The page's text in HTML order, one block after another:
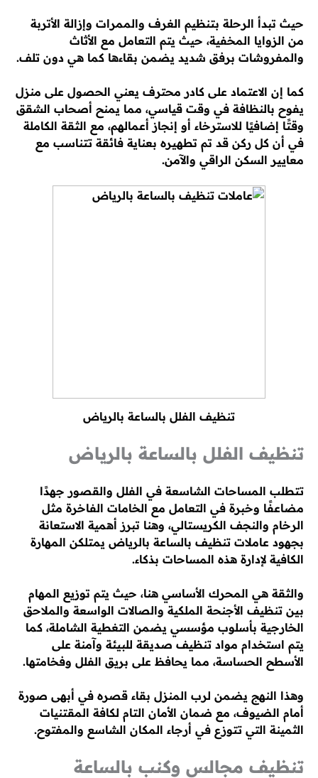
حيث تبدأ الرحلة بتنظيم الغرف والممرات وإزالة الأتربة
من الزوايا المخفية، حيث يتم التعامل مع الأثاث
والمفروشات برفق شديد يضمن بقاءها كما هي دون تلف.
كما إن الاعتماد على كادر محترف يعني الحصول على منزل
يفوح بالنظافة في وقت قياسي، مما يمنح أصحاب الشقق
وقتًا إضافيًا للاسترخاء أو إنجاز أعمالهم، مع الثقة الكاملة
في أن كل ركن قد تم تطهيره بعناية فائقة تتناسب مع
معايير السكن الراقي والآمن.
تنظيف الفلل بالساعة بالرياض
تنظيف الفلل بالساعة بالرياض
تتطلب المساحات الشاسعة في الفلل والقصور جهدًا
مضاعفًا وخبرة في التعامل مع الخامات الفاخرة مثل
الرخام والنجف الكريستالي، وهنا تبرز أهمية الاستعانة
بجهود عاملات تنظيف بالساعة بالرياض يمتلكن المهارة
الكافية لإدارة هذه المساحات بذكاء.
والثقة هي المحرك الأساسي هنا، حيث يتم توزيع المهام
بين تنظيف الأجنحة الملكية والصالات الواسعة والملاحق
الخارجية بأسلوب مؤسسي يضمن التغطية الشاملة، كما
يتم استخدام مواد تنظيف صديقة للبيئة وآمنة على
الأسطح الحساسة، مما يحافظ على بريق الفلل وفخامتها.
وهذا النهج يضمن لرب المنزل بقاء قصره في أبهى صورة
أمام الضيوف، مع ضمان الأمان التام لكافة المقتنيات
الثمينة التي تتوزع في أرجاء المكان الشاسع والمفتوح.
تنظيف مجالس وكنب بالساعة